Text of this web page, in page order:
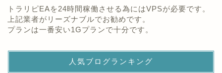
トラリピEAを24時間稼働させる為にはVPSが必要です。
上記業者がリーズナブルでお勧めです。
プランは一番安い1Gプランで十分です。
人気ブログランキング